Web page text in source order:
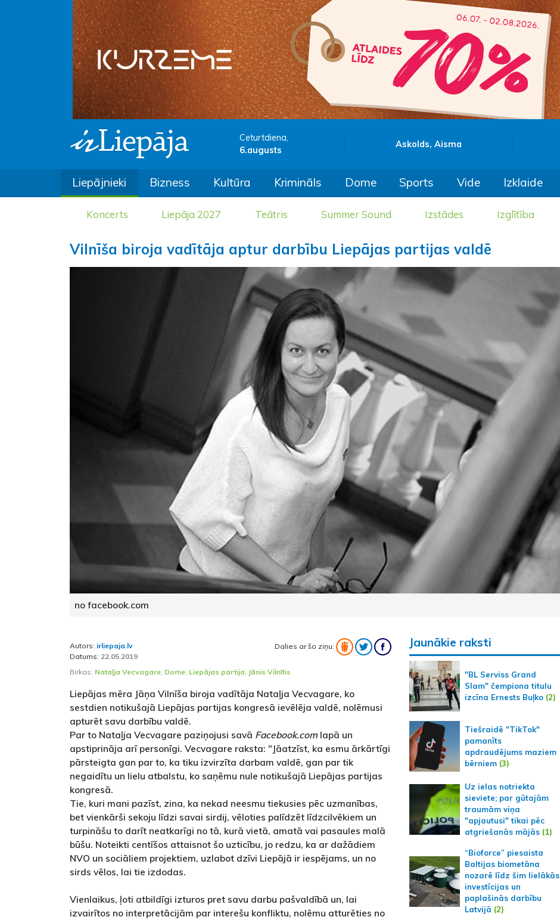
Ceturtdiena,
6.augusts
Askolds, Aisma
Liepājnieki Bizness Kultūra Krimināls Dome Sports Vide Izklaide
Koncerts Liepāja 2027 Teātris Summer Sound Izstādes Izglītība
Vilnīša biroja vadītāja aptur darbību Liepājas partijas valdē
no facebook.com
Autors: irliepaja.lv
Datums: 22.05.2019
Dalies ar šo ziņu:
Birkas: Nataļja Vecvagare, Dome, Liepājas partija, Jānis Vilnītis
Liepājas mēra Jāņa Vilnīša biroja vadītāja Nataļja Vecvagare, ko
sestdien notikušajā Liepājas partijas kongresā ievēlēja valdē, nolēmusi
apturēt savu darbību valdē.
Par to Nataļja Vecvagare paziņojusi savā Facebook.com lapā un
apstiprināja arī personīgi. Vecvagare raksta: "Jāatzīst, ka esmu ārkārtīgi
pārsteigta gan par to, ka tiku izvirzīta darbam valdē, gan par tik
negaidītu un lielu atbalstu, ko saņēmu nule notikušajā Liepājas partijas
kongresā.
Tie, kuri mani pazīst, zina, ka nekad neesmu tiekusies pēc uzmanības,
bet vienkārši sekoju līdzi savai sirdij, vēloties palīdzēt līdzcilvēkiem un
turpināšu to darīt neatkarīgi no tā, kurā vietā, amatā vai pasaules malā
būšu. Noteikti centīšos attaisnot šo uzticību, jo redzu, ka ar dažādiem
NVO un sociāliem projektiem, uzlabot dzīvi Liepājā ir iespējams, un no
sirds vēlos, lai tie izdodas.
Vienlaikus, ļoti atbildīgi izturos pret savu darbu pašvaldībā un, lai
izvairītos no interpretācijām par interešu konfliktu, nolēmu atturēties no
Jaunākie raksti
"BL Serviss Grand
Slam" čempiona titulu
izcīna Ernests Buļko(2)
Tiešraidē "TikTok"
pamanīts
apdraudējums maziem
bērniem(3)
Uz ielas notriekta
sieviete; par gūtajām
traumām viņa
"apjautusi" tikai pēc
atgriešanās mājās(1)
“Bioforce” piesaista
Baltijas biometāna
nozarē līdz šim lielākās
investīcijas un
paplašinās darbību
Latvijā (2)